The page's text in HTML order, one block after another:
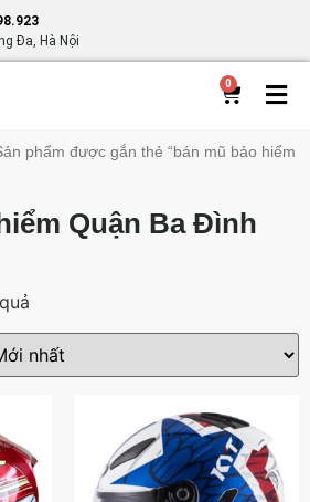
Đa, Hà Nội
0
phẩm được gắn thẻ “bán mũ bảo hiểm
Quận Ba Đình